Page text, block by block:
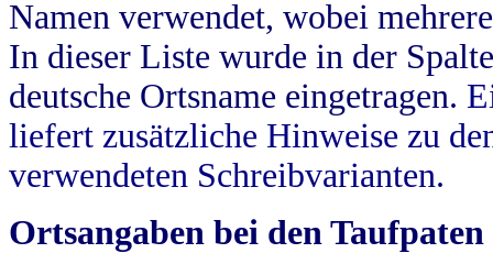
Namen verwendet, wobei
In dieser Liste wurde in der
deutsche Ortsname eingetragen.
liefert zusätzliche Hinweise zu
verwendeten Schreibvarianten.
Ortsangaben bei den Taufpaten